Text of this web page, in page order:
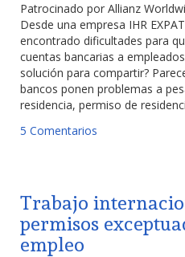
Patrocinado por Allianz
Desde una empresa IHR
encontrado dificultades para
cuentas bancarias a
solución para compartir?
bancos ponen problemas a
residencia, permiso de
5 Comentarios
Trabajo
permisos
empleo